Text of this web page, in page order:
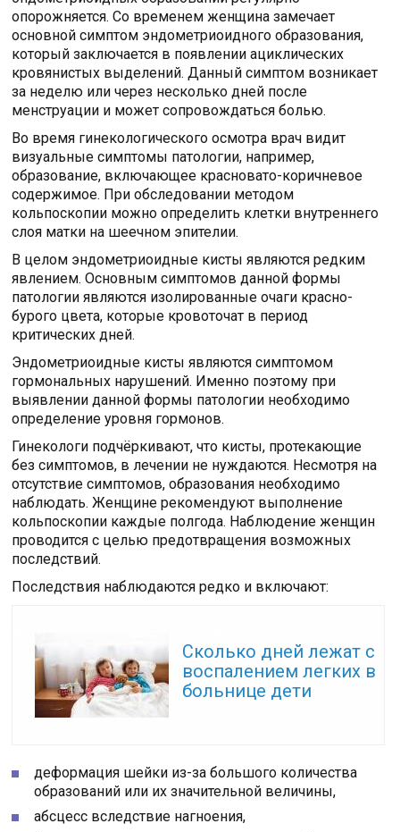
опорожняется. Со временем женщина замечает
основной симптом эндометриоидного образования,
который заключается в появлении ациклических
кровянистых выделений. Данный симптом возникает
за неделю или через несколько дней после
менструации и может сопровождаться болью.
Во время гинекологического осмотра врач видит
визуальные симптомы патологии, например,
образование, включающее красновато-коричневое
содержимое. При обследовании методом
кольпоскопии можно определить клетки внутреннего
слоя матки на шеечном эпителии.
В целом эндометриоидные кисты являются редким
явлением. Основным симптомов данной формы
патологии являются изолированные очаги красно-
бурого цвета, которые кровоточат в период
критических дней.
Эндометриоидные кисты являются симптомом
гормональных нарушений. Именно поэтому при
выявлении данной формы патологии необходимо
определение уровня гормонов.
Гинекологи подчёркивают, что кисты, протекающие
без симптомов, в лечении не нуждаются. Несмотря на
отсутствие симптомов, образования необходимо
наблюдать. Женщине рекомендуют выполнение
кольпоскопии каждые полгода. Наблюдение женщин
проводится с целью предотвращения возможных
последствий.
Последствия наблюдаются редко и включают:
Сколько дней лежат с
воспалением легких в
больнице дети
деформация шейки из-за большого количества
образований или их значительной величины,
абсцесс вследствие нагноения,